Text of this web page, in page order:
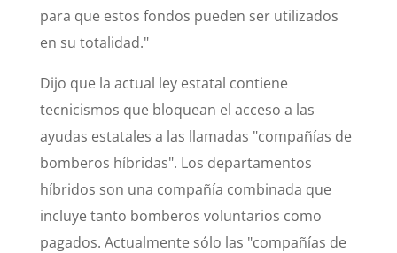
para que estos fondos pueden ser utilizados
en su totalidad."
Dijo que la actual ley estatal contiene
tecnicismos que bloquean el acceso a las
ayudas estatales a las llamadas "compañías de
bomberos híbridas". Los departamentos
híbridos son una compañía combinada que
incluye tanto bomberos voluntarios como
pagados. Actualmente sólo las "compañías de